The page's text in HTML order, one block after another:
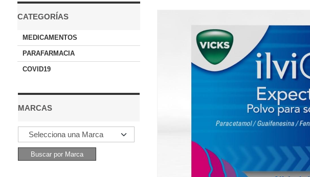
CATEGORÍAS
MEDICAMENTOS
PARAFARMACIA
COVID19
MARCAS